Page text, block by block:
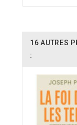
16 AUTRES
: